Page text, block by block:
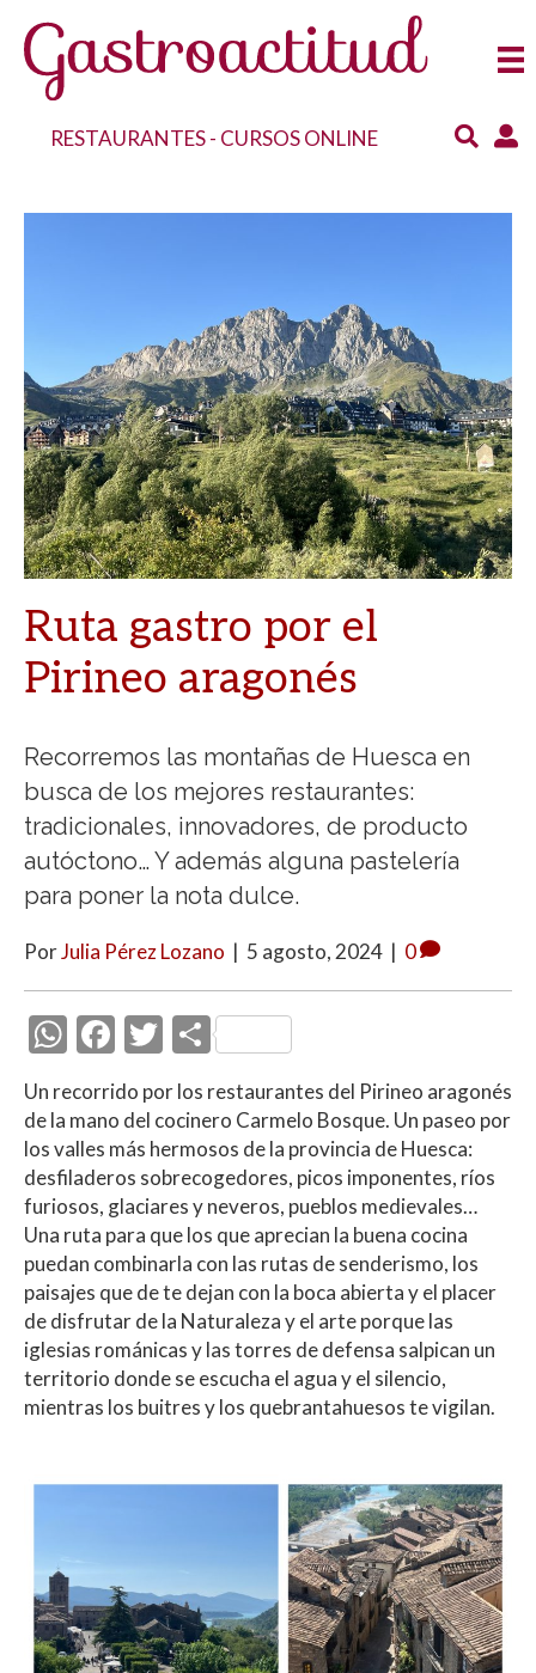
RESTAURANTES- CURSOS ONLINE
Ruta gastro por el
Pirineo aragonés
Recorremos las montañas de Huesca en
busca de los mejores restaurantes:
tradicionales, innovadores, de producto
autóctono… Y además alguna pastelería
para poner la nota dulce.
PorJulia Pérez Lozano | 5 agosto, 2024 | 0
W
at
s
A
p
p
F
ac
e
b
o
o
k
T
w
itt
er
C
m
p
ar
ti
r
Un recorrido por los restaurantes del Pirineo aragonés
de la mano del cocinero Carmelo Bosque. Un paseo por
los valles más hermosos de la provincia de Huesca:
desfiladeros sobrecogedores, picos imponentes, ríos
furiosos, glaciares y neveros, pueblos medievales…
Una ruta para que los que aprecian la buena cocina
puedan combinarla con las rutas de senderismo, los
paisajes que de te dejan con la boca abierta y el placer
de disfrutar de la Naturaleza y el arte porque las
iglesias románicas y las torres de defensa salpican un
territorio donde se escucha el agua y el silencio,
mientras los buitres y los quebrantahuesos te vigilan.